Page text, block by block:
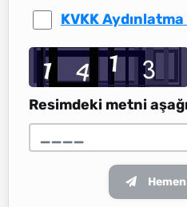
KVKK
Resimdeki metni
Hemen